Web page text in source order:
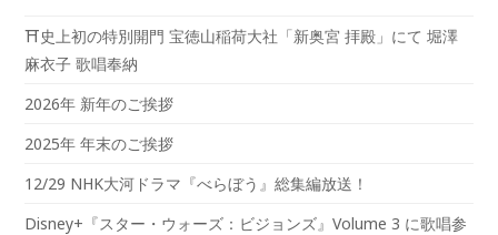
⛩️史上初の特別開門 宝徳山稲荷大社「新奥宮 拝殿」にて 堀澤
麻衣子 歌唱奉納
2026年 新年のご挨拶
2025年 年末のご挨拶
12/29 NHK大河ドラマ『べらぼう』総集編放送！
Disney+『スター・ウォーズ：ビジョンズ』Volume 3 に歌唱参